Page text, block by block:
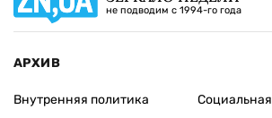
не подводим с 1994-го года
АРХИВ
Внутренняя политика